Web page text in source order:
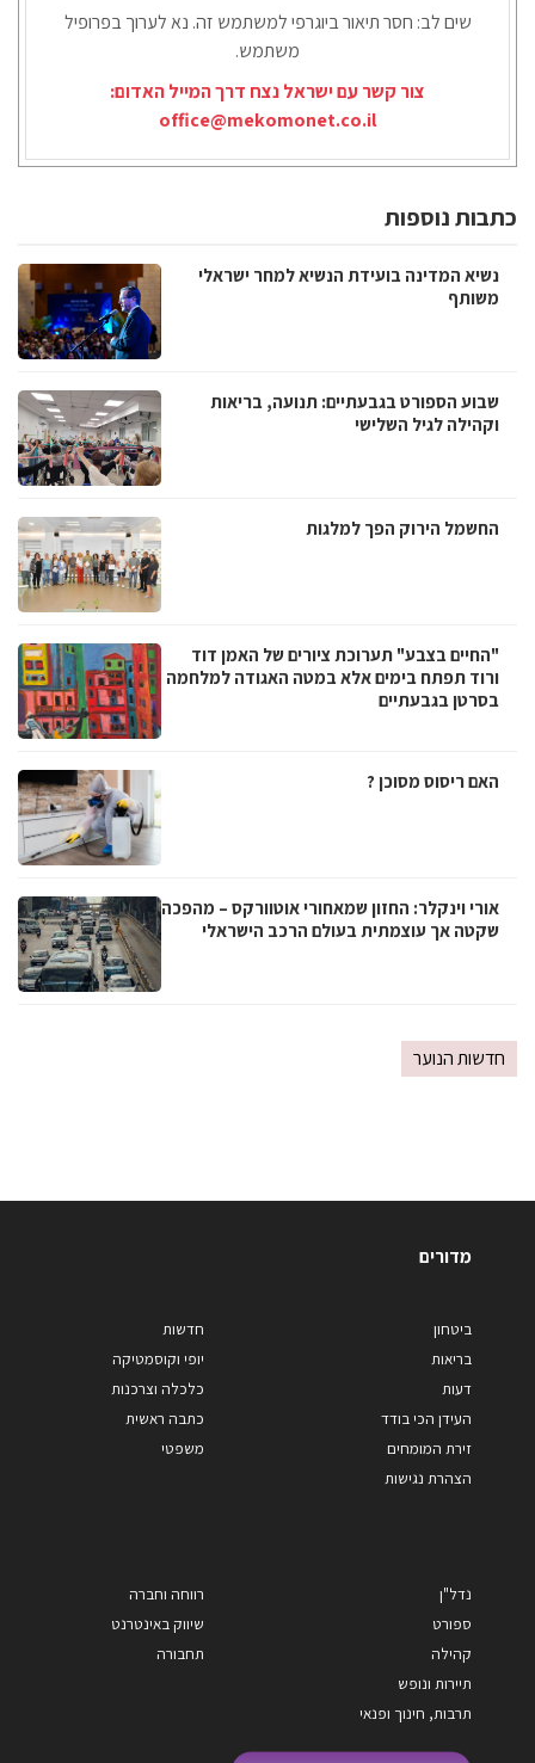
שים לב: חסר תיאור ביוגרפי למשתמש זה. נא לערוך בפרופיל
משתמש.
צור קשר עם ישראל נצח דרך המייל האדום:
office@mekomonet.co.il
כתבות נוספות
נשיא המדינה בועידת הנשיא למחר ישראלי
משותף
שבוע הספורט בגבעתיים: תנועה, בריאות
וקהילה לגיל השלישי
החשמל הירוק הפך למלגות
"החיים בצבע" תערוכת ציורים של האמן דוד
ורוד תפתח בימים אלא במטה האגודה למלחמה
בסרטן בגבעתיים
האם ריסוס מסוכן ?
אורי וינקלר: החזון שמאחורי אוטוורקס – מהפכה
שקטה אך עוצמתית בעולם הרכב הישראלי
חדשות הנוער
מדורים
ביטחון
בריאות
דעות
העידן הכי בודד
זירת המומחים
הצהרת נגישות
חדשות
יופי וקוסמטיקה
כלכלה וצרכנות
כתבה ראשית
משפטי
נדל"ן
ספורט
קהילה
תיירות ונופש
תרבות, חינוך ופנאי
רווחה וחברה
שיווק באינטרנט
תחבורה